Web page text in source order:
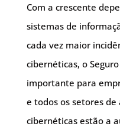
Com a crescente
sistemas de
cada vez maior
cibernéticas, o
importante para
e todos os setores
cibernéticas estão a